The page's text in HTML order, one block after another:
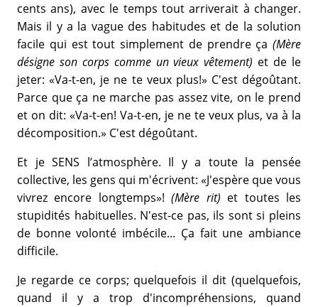
cents ans), avec le temps tout arriverait à changer.
Mais il y a la vague des habitudes et de la solution
facile qui est tout simplement de prendre ça (Mère
désigne son corps comme un vieux vêtement) et de le
jeter: «Va-t-en, je ne te veux plus!» C'est dégoûtant.
Parce que ça ne marche pas assez vite, on le prend
et on dit: «Va-t-en! Va-t-en, je ne te veux plus, va à la
décomposition.» C'est dégoûtant.
Et je SENS l’atmosphère. Il y a toute la pensée
collective, les gens qui m'écrivent: «J'espère que vous
vivrez encore longtemps»!(Mère rit) et toutes les
stupidités habituelles. N'est-ce pas, ils sont si pleins
de bonne volonté imbécile... Ça fait une ambiance
difficile.
Je regarde ce corps; quelquefois il dit (quelquefois,
quand il y a trop d'incompréhensions, quand